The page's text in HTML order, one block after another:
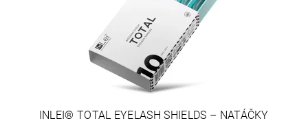
INLEI® TOTAL EYELASH SHIELDS – NATÁČKY